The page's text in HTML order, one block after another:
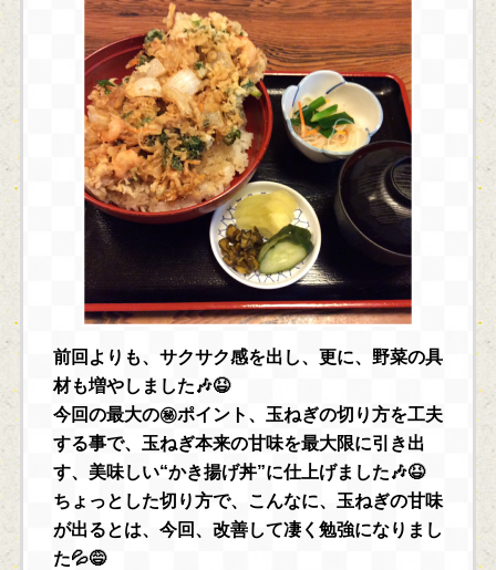
前回よりも、サクサク感を出し、更に、野菜の具
材も増やしました🎶😆
今回の最大の㊙ポイント、玉ねぎの切り方を工夫
する事で、玉ねぎ本来の甘味を最大限に引き出
す、美味しい“かき揚げ丼”に仕上げました🎶😆
ちょっとした切り方で、こんなに、玉ねぎの甘味
が出るとは、今回、改善して凄く勉強になりまし
た💦😅